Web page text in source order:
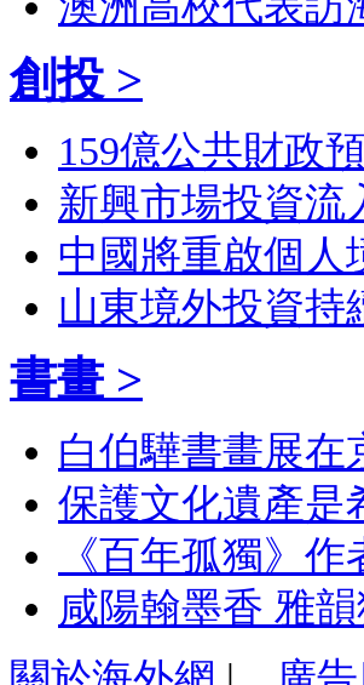
創投 >
159億公共財政
新興市場投資流
中國將重啟個人
山東境外投資持
書畫 >
白伯驊書畫展在
保護文化遺產是
《百年孤獨》
咸陽翰墨香 雅